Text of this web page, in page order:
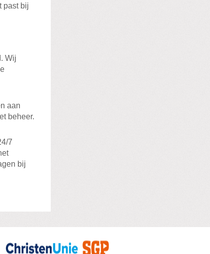
past bij
Wij
aan
beheer.
7
bij